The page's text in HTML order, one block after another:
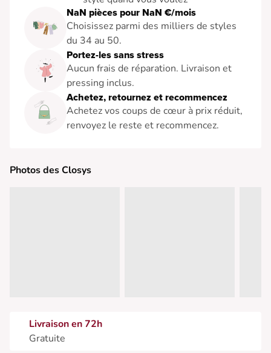
NaN pièces pour NaN €/mois
Choisissez parmi des milliers de styles
du 34 au 50.
Portez-les sans stress
Aucun frais de réparation. Livraison et
pressing inclus.
Achetez, retournez et recommencez
Achetez vos coups de cœur à prix réduit,
renvoyez le reste et recommencez.
Photos des Closys
Livraison en 72h
Gratuite